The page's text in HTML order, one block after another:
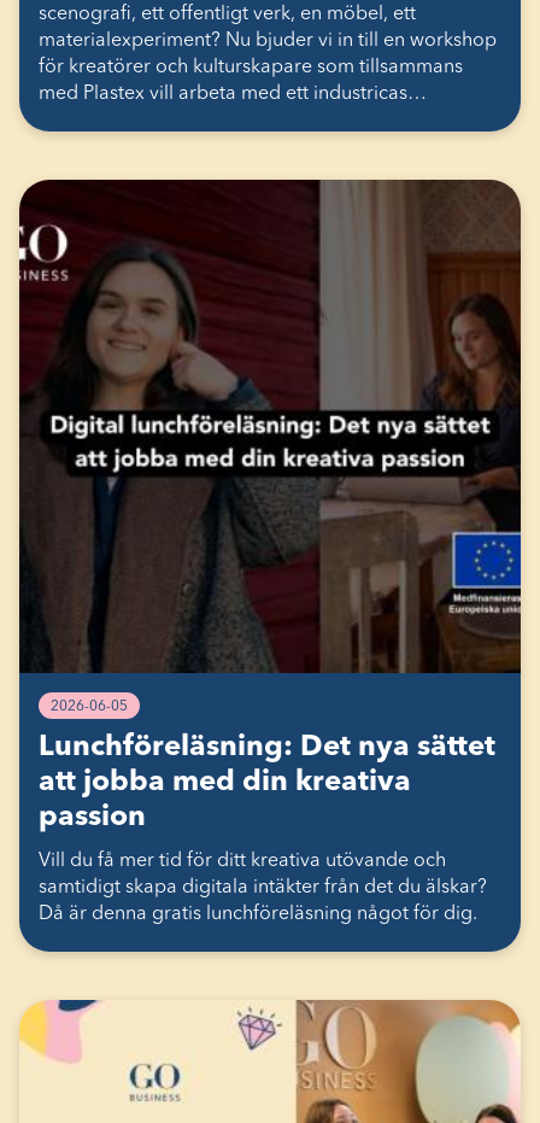
scenografi, ett offentligt verk, en möbel, ett
materialexperiment? Nu bjuder vi in till en workshop
för kreatörer och kulturskapare som tillsammans
med Plastex vill arbeta med ett industricas…
2026-06-05
Lunchföreläsning: Det nya sättet
att jobba med din kreativa
passion
Vill du få mer tid för ditt kreativa utövande och
samtidigt skapa digitala intäkter från det du älskar?
Då är denna gratis lunchföreläsning något för dig.